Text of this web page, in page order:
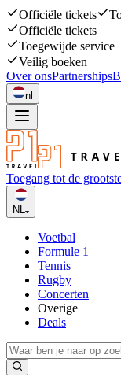
Officiële tickets
Officiële tickets
Toegewijde service
Veilig boeken
Over onsPartnerships
nl
Toegang tot de
NL
Voetbal
Formule 1
Tennis
Rugby
Concerten
Overige
Deals